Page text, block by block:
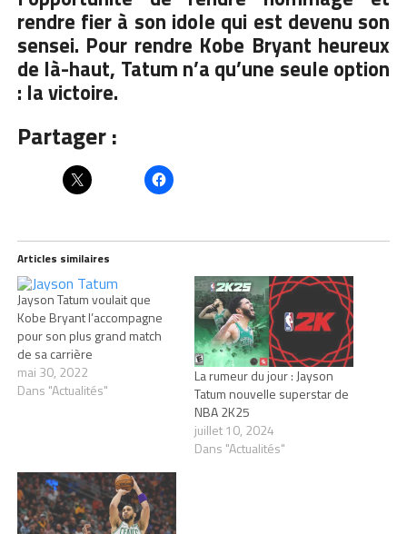
rendre fier à son idole qui est devenu son
sensei. Pour rendre Kobe Bryant heureux
de là-haut, Tatum n’a qu’une seule option
: la victoire.
Partager :
Articles similaires
Jayson Tatum voulait que
Kobe Bryant l’accompagne
pour son plus grand match
de sa carrière
mai 30, 2022
Dans "Actualités"
La rumeur du jour : Jayson
Tatum nouvelle superstar de
NBA 2K25
juillet 10, 2024
Dans "Actualités"